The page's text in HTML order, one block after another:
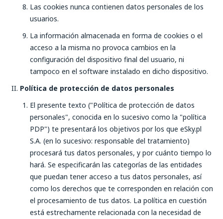
Las cookies nunca contienen datos personales de los
usuarios.
La información almacenada en forma de cookies o el
acceso a la misma no provoca cambios en la
configuración del dispositivo final del usuario, ni
tampoco en el software instalado en dicho dispositivo.
Política de protección de datos personales
El presente texto ("Política de protección de datos
personales", conocida en lo sucesivo como la "política
PDP") te presentará los objetivos por los que eSky.pl
S.A. (en lo sucesivo: responsable del tratamiento)
procesará tus datos personales, y por cuánto tiempo lo
hará. Se especificarán las categorías de las entidades
que puedan tener acceso a tus datos personales, así
como los derechos que te corresponden en relación con
el procesamiento de tus datos. La política en cuestión
está estrechamente relacionada con la necesidad de